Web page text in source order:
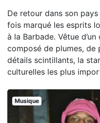
De retour dans son
fois marqué les esprits
à la Barbade. Vêtue
composé de plumes, de
détails scintillants, la
culturelles les plus
Musique